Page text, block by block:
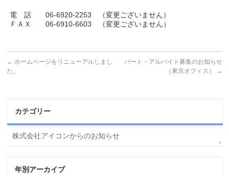
電 話 06-6920-2253 （変更ございません）
ＦＡＸ 06-6910-6603 （変更ございません）
← ホームページをリニューアルしまし
た。
パート・アルバイト募集のお知らせ
（東京オフィス）
→
カテゴリー
株式会社アイコンからのお知らせ
年別アーカイブ